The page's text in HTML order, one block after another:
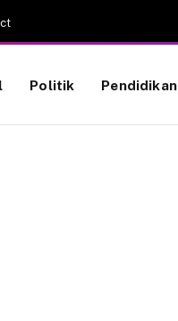
Politik Pendidikan